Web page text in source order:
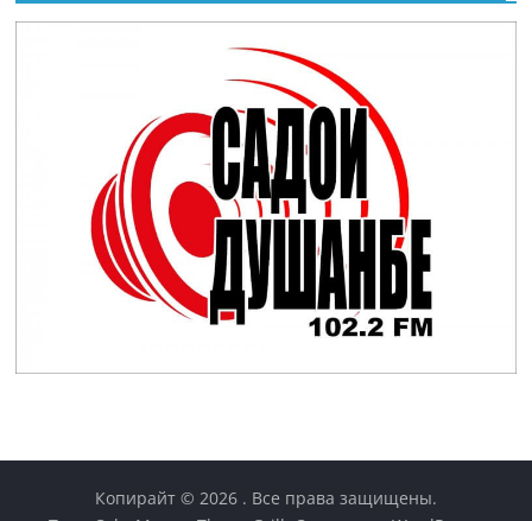
Копирайт © 2026 . Все права защищены.